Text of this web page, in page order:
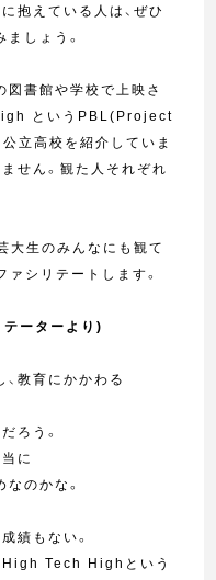
抱えている人は、ぜひ
しょう。
図書館や学校で上映さ
というPBL(Project
立高校を紹介していま
せん。観た人それぞれ
大生のみんなにも観て
ァシリテートします。
テーターより)
教育にかかわる
ろう。
に
のかな。
績もない。
High Tech Highという